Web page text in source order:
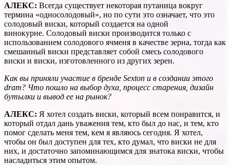
АЛЕКС: Всегда существует некоторая путаница вокруг
термина «односолодовый», но по сути это означает, что это
солодовый виски, который создается на одной
винокурне. Солодовый виски производится только с
использованием солодового ячменя в качестве зерна, тогда как
смешанный виски представляет собой смесь солодового
виски и виски, изготовленного из других зерен.
Как вы приняли участие в бренде Sexton и в создании этого
dram? Что пошло на выбор духа, процесс старения, дизайн
бутылки и вывод ее на рынок?
АЛЕКС: Я хотел создать виски, который всем понравится, и
который отдал дань уважения тем, кто был до нас, и тем, кто
помог сделать меня тем, кем я являюсь сегодня. Я хотел,
чтобы он был доступен для тех, кто думал, что виски не для
них, и достаточно запоминающимся для знатока виски, чтобы
насладиться этим опытом.